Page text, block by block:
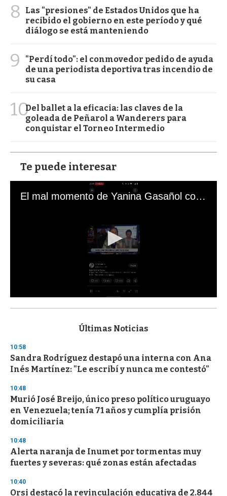
8
Las "presiones" de Estados Unidos que ha
recibido el gobierno en este período y qué
diálogo se está manteniendo
9
"Perdí todo": el conmovedor pedido de ayuda
de una periodista deportiva tras incendio de
su casa
10Del ballet a la eficacia: las claves de la
goleada de Peñarol a Wanderers para
conquistar el Torneo Intermedio
Te puede interesar
El mal momento de Yanina Gasañol con un hincha argentino en "Subrayado"
s
d
s
o
f
3
s
e
c
o
d
s
Últimas Noticias
10:58
Sandra Rodríguez destapó una interna con Ana
Inés Martínez: "Le escribí y nunca me contestó"
10:48
Murió José Breijo, único preso político uruguayo
en Venezuela; tenía 71 años y cumplía prisión
domiciliaria
10:48
Alerta naranja de Inumet por tormentas muy
fuertes y severas: qué zonas están afectadas
10:40
Orsi destacó la revinculación educativa de 2.844